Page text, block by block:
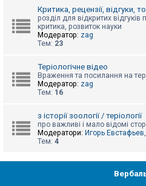
Критика, рецензії, відгуки,
розділ для відкритих відгуків
критика, розвиток науки
Модератор: zag
Тем: 23
Теріологічне відео
Враження та посилання на
Модератор: zag
Тем: 16
з історії зоології / теріології
про важливі і мало відомі
Модератори: Игорь Евстафьев,
Тем: 4